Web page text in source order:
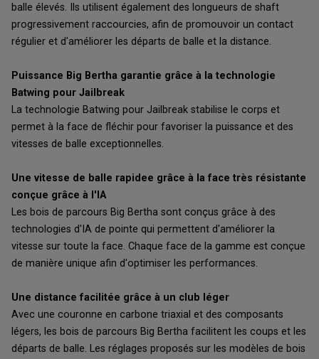
balle élevés. Ils utilisent également des longueurs de shaft
progressivement raccourcies, afin de promouvoir un contact
régulier et d'améliorer les départs de balle et la distance.
Puissance Big Bertha garantie grâce à la technologie
Batwing pour Jailbreak
La technologie Batwing pour Jailbreak stabilise le corps et
permet à la face de fléchir pour favoriser la puissance et des
vitesses de balle exceptionnelles.
Une vitesse de balle rapidee grâce à la face très résistante
conçue grâce à l'IA
Les bois de parcours Big Bertha sont conçus grâce à des
technologies d'IA de pointe qui permettent d'améliorer la
vitesse sur toute la face. Chaque face de la gamme est conçue
de manière unique afin d'optimiser les performances.
Une distance facilitée grâce à un club léger
Avec une couronne en carbone triaxial et des composants
légers, les bois de parcours Big Bertha facilitent les coups et les
départs de balle. Les réglages proposés sur les modèles de bois